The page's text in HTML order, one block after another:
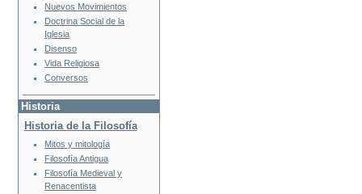
Nuevos Movimientos
Doctrina Social de la
Iglesia
Disenso
Vida Religiosa
Conversos
Historia
Historia de la Filosofía
Mitos y mitología
Filosofía Antigua
Filosofía Medieval y
Renacentista